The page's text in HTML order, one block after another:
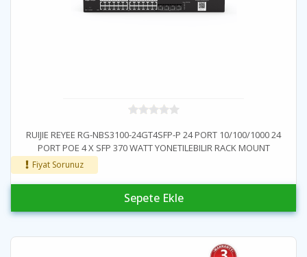
RUIJIE REYEE RG-NBS3100-24GT4SFP-P 24 PORT 10/100/1000 24
PORT POE 4 X SFP 370 WATT YONETILEBILIR RACK MOUNT
Fiyat Sorunuz
Sepete Ekle